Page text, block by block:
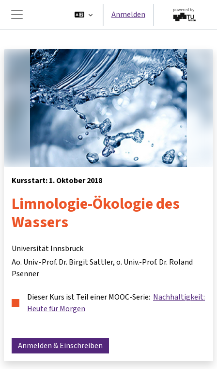
Website-Übersicht
Anmelden
Kursstart: 1. Oktober 2018
Limnologie-Ökologie des
Wassers
Universität Innsbruck
Ao. Univ.-Prof. Dr. Birgit Sattler o. Univ.-Prof. Dr. Roland
Psenner
Dieser Kurs ist Teil einer MOOC-Serie: Nachhaltigkeit:
Heute für Morgen
Anmelden & Einschreiben